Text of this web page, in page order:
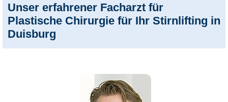
Unser erfahrener Facharzt für
Plastische Chirurgie für Ihr Stirnlifting in
Duisburg